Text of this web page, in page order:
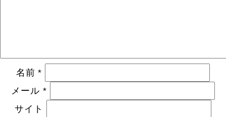
名前*
メール *
サイト